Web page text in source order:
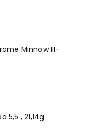
Minnow III-
5,5 , 21,14g